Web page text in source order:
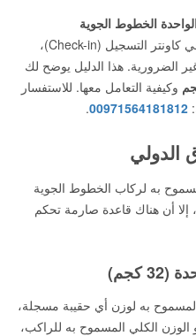
الخطوط الجوية
سيضمن لك تجنب التعطيل في كاونتر التسجيل (Check-in)،
الضرورية. هذا الدليل يوضح لك
وكيفية التعامل معها. للاستفسار
00971564181812
.
به لركاب الخطوط الجوية
30 كجم أو أكثر، إلا أن هناك قاعدة صارمة تحكم
به لوزن أي حقيبة مسجلة،
الكلي المسموح به للراكب،